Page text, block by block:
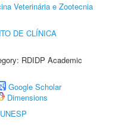
Veterinária e Zootecnia
DE CLÍNICA
RDIDP Academic
Google Scholar
Dimensions